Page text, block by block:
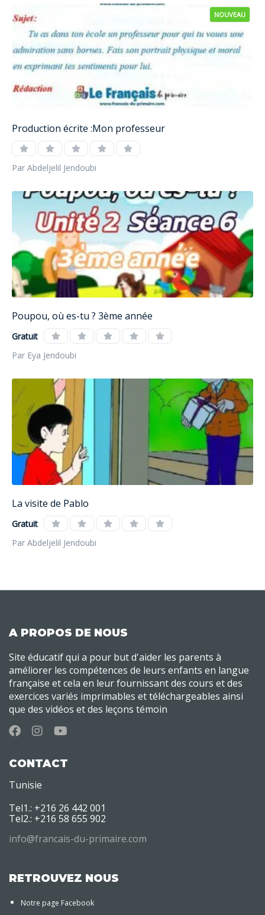
NOUVEAU
Production écrite :Mon professeur
Par Abdeljelil Jendoubi
Poupou, où es-tu ? 3ème année
Gratuit
Par Eya Jendoubi
La visite de Pablo
Gratuit
Par Abdeljelil Jendoubi
A PROPOS DE NOUS
Site éducatif qui a pour but d'aider les parents à
améliorer les compétences de leurs enfants en langue
française et cela en leur fournissant des cours et des
exercices variés imprimables et téléchargeables ainsi
que des vidéos et des leçons témoin
CONTACT
Tunisie
Tel1.: +216 26 442 001
Tel2.: +216 58 655 902
info@francais-du-primaire.com
RETROUVEZ NOUS
Notre page Facebook